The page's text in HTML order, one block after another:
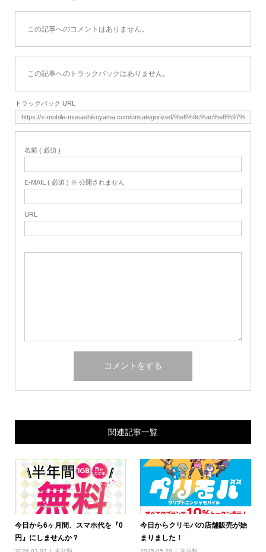
この記事へのコメントはありません。
この記事へのトラックバックはありません。
トラックバック URL
名前 ( 必須 )
E-MAIL ( 必須 ) ※ 公開されません
URL
関連記事一覧
今日から6ヶ月間、スマホ代を『0
円』にしませんか？
今日からクリモバの店舗販売が始
まりました！